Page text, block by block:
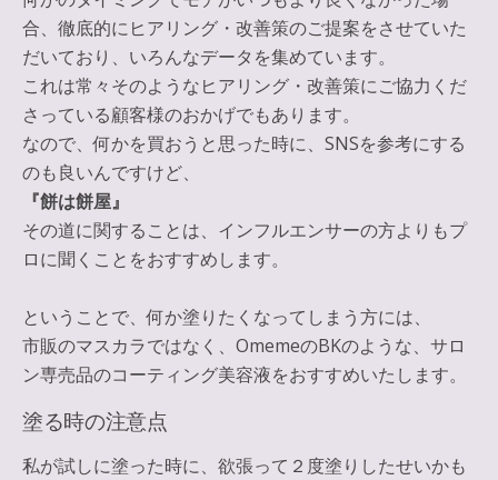
合、徹底的にヒアリング・改善策のご提案をさせていた
だいており、いろんなデータを集めています。
これは常々そのようなヒアリング・改善策にご協力くだ
さっている顧客様のおかげでもあります。
なので、何かを買おうと思った時に、SNSを参考にする
のも良いんですけど、
『餅は餅屋』
その道に関することは、インフルエンサーの方よりもプ
ロに聞くことをおすすめします。
ということで、何か塗りたくなってしまう方には、
市販のマスカラではなく、OmemeのBKのような、 サロ
ン専売品のコーティング美容液をおすすめいたします。
塗る時の注意点
私が試しに塗った時に、欲張って２度塗りしたせいかも